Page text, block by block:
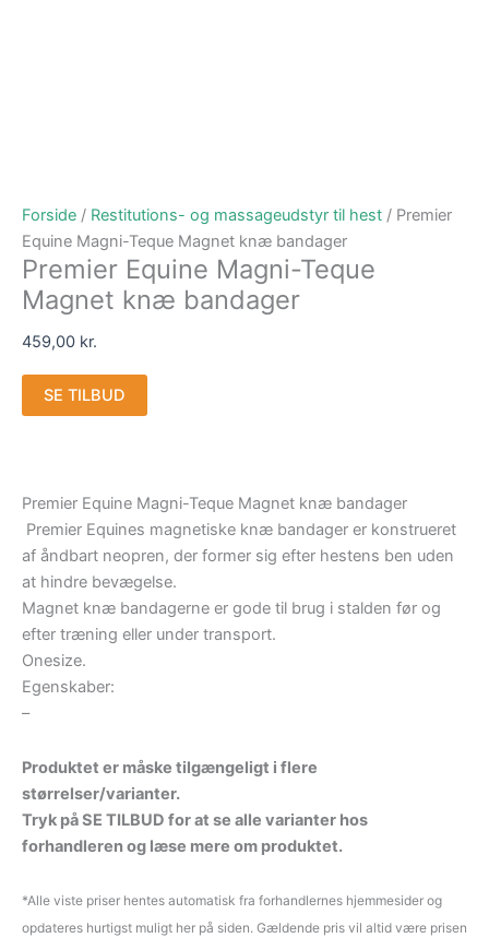
Forside / Restitutions- og massageudstyr til hest / Premier
Equine Magni-Teque Magnet knæ bandager
Premier Equine Magni-Teque
Magnet knæ bandager
459,00 kr.
SE TILBUD
Premier Equine Magni-Teque Magnet knæ bandager
Premier Equines magnetiske knæ bandager er konstrueret
af åndbart neopren, der former sig efter hestens ben uden
at hindre bevægelse.
Magnet knæ bandagerne er gode til brug i stalden før og
efter træning eller under transport.
Onesize.
Egenskaber:
–
Produktet er måske tilgængeligt i flere
størrelser/varianter.
Tryk på SE TILBUD for at se alle varianter hos
forhandleren og læse mere om produktet.
*Alle viste priser hentes automatisk fra forhandlernes hjemmesider og
opdateres hurtigst muligt her på siden. Gældende pris vil altid være prisen